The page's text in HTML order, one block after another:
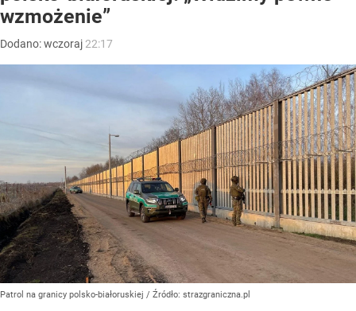
wzmożenie”
Dodano:wczoraj 22:17
Patrol na granicy polsko-białoruskiej / Źródło: strazgraniczna.pl